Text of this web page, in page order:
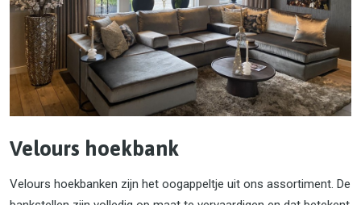
Velours hoekbank
Velours hoekbanken zijn het oogappeltje uit ons assortiment. De